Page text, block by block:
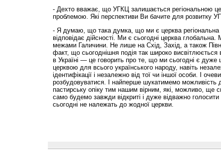
- Дехто вважає, що УГКЦ залишається регіональною
проблемою. Які перспективи Ви бачите для розвитку
- Я думаю, що така думка, що ми є церква
відповідає дійсності. Ми є сьогодні церква
межами Галичини. Не лише на Схід, Захід, а також
факт, що сьогоднішня подія так широко висвітлюється
в Україні — це говорить про те, що ми сьогодні є дуже
церквою для всього українського народу, навіть
ідентифікації і незалежно від тої чи іншої особи. І
розбудовуватися. І найперше шукатимемо можливість
пастирську опіку тим нашим вірним, які, можливо, ще
само будемо завжди відкриті і дуже відважно
сьогодні не належать до жодної церкви.